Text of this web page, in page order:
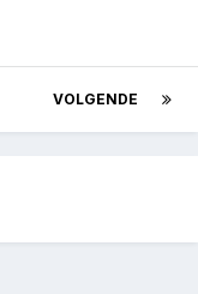
VOLGENDE